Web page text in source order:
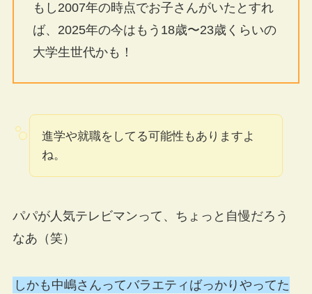
もし2007年の時点でお子さんがいたとすれ
ば、2025年の今はもう18歳〜23歳くらいの
大学生世代かも！
進学や就職をしてる可能性もありますよ
ね。
パパが人気テレビマンって、ちょっと自慢だろう
なあ（笑）
しかも中嶋さんってバラエティばっかりやってた